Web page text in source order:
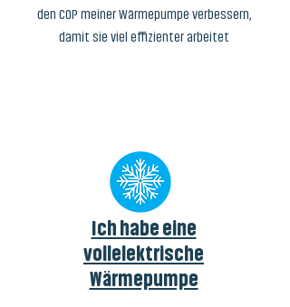
den COP meiner Wärmepumpe verbessern,
damit sie viel effizienter arbeitet
Ich habe eine
vollelektrische
Wärmepumpe